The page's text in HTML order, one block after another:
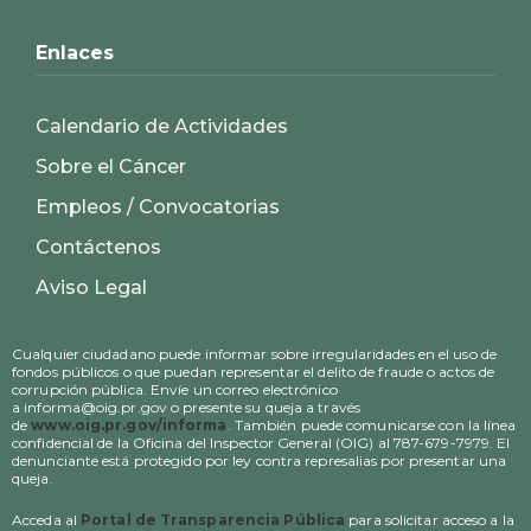
Enlaces
Calendario de Actividades
Sobre el Cáncer
Empleos / Convocatorias
Contáctenos
Aviso Legal
Cualquier ciudadano puede informar sobre irregularidades en el uso de
fondos públicos o que puedan representar el delito de fraude o actos de
corrupción pública. Envíe un correo electrónico
a informa@oig.pr.gov o presente su queja a través
dewww.oig.pr.gov/informa. También puede comunicarse con la línea
confidencial de la Oficina del Inspector General (OIG) al 787-679-7979. El
denunciante está protegido por ley contra represalias por presentar una
queja.
Acceda al Portal de Transparencia Pública para solicitar acceso a la